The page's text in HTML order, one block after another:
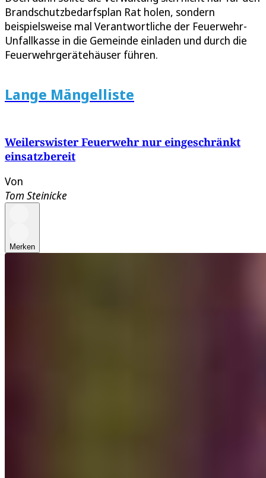
Brandschutzbedarfsplan Rat holen, sondern
beispielsweise mal Verantwortliche der Feuerwehr-
Unfallkasse in die Gemeinde einladen und durch die
Feuerwehrgerätehäuser führen.
Lange Mängelliste
Weilerswister Feuerwehr nur eingeschränkt
einsatzbereit
Von
Tom Steinicke
Merken